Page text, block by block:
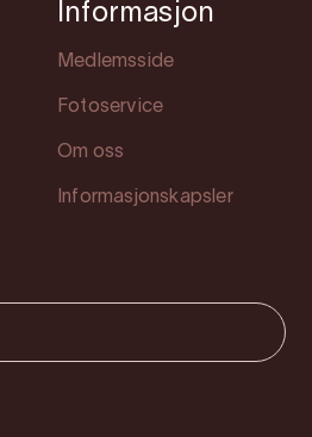
Informasjon
Medlemsside
Fotoservice
Om oss
Informasjonskapsler